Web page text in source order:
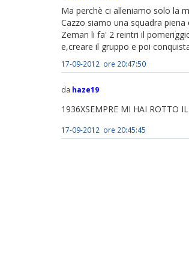
Ma perchè ci alleniamo solo la
Cazzo siamo una squadra
Zeman li fa' 2 reintri il
e,creare il gruppo e poi
17-09-2012 ore 20:47:50
da haze19
1936XSEMPRE MI HAI ROTTO
17-09-2012 ore 20:45:45